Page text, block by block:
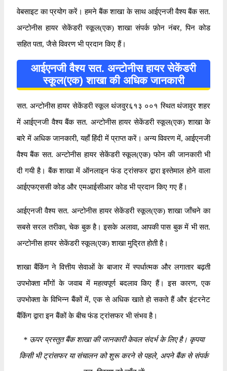
वेबसाइट का प्रयोग करें। हमने बैंक शाखा के साथ आईएनजी वैश्य बैंक सत.
अन्टोनीस हायर सेकेंडरी स्कूल(एक) शाखा संपर्क फ़ोन नंबर, पिन कोड
सहित पता, जैसे विवरण भी प्रदान किए हैं।
आईएनजी वैश्य सत. अन्टोनीस हायर सेकेंडरी
स्कूल(एक) शाखा की अधिक जानकारी
सत. अन्टोनीस हायर सेकेंडरी स्कूल थंजवुर६१३ ००१ स्थित थंजावुर शहर
में आईएनजी वैश्य बैंक सत. अन्टोनीस हायर सेकेंडरी स्कूल(एक) शाखा के
बारे में अधिक जानकारी, यहाँ हिंदी में प्राप्त करें। अन्य विवरण में, आईएनजी
वैश्य बैंक सत. अन्टोनीस हायर सेकेंडरी स्कूल(एक) फोन की जानकारी भी
दी गयी है। बैंक शाखा में ऑनलाइन फंड ट्रांसफर द्वारा इस्तेमाल होने वाला
आईएफएससी कोड और एमआईसीआर कोड भी प्रदान किए गए हैं।
आईएनजी वैश्य सत. अन्टोनीस हायर सेकेंडरी स्कूल(एक) शाखा जाँचने का
सबसे सरल तरीका, चेक बुक है। इसके अलावा, आपकी पास बुक में भी सत.
अन्टोनीस हायर सेकेंडरी स्कूल(एक) शाखा मुद्रित होती है।
शाखा बैंकिंग ने वित्तीय सेवाओं के बाजार में स्पर्धात्मक और लगातार बढ़ती
उपभोक्ता माँगों के जवाब में महत्वपूर्ण बदलाव किए हैं। इस कारण, एक
उपभोक्ता के विभिन्न बैंकों में, एक से अधिक खाते हो सकते हैं और इंटरनेट
बैंकिंग द्वारा इन बैंकों के बीच फंड ट्रांसफर भी संभव है।
*ऊपर प्रस्तुत बैंक शाखा की जानकारी केवल संदर्भ के लिए है। कृपया
किसी भी ट्रांसफर या संचालन को शुरू करने से पहले, अपने बैंक से संपर्क